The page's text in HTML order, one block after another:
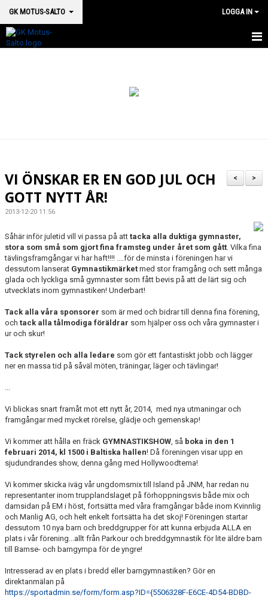
GK MOTUS-SALTO LOGGA IN
VÅRA HALLAR & LOKALER
KALENDER
KLÄDER
ARKIV
SUPPORTERMEDLEM
>
<
VI ÖNSKAR ER EN GOD JUL OCH
GOTT NYTT ÅR!
2013-12-20 11:56
Såhär inför juletid vill vi passa på att tacka alla duktiga gymnaster,
stora som små som gjort fina framsteg under året som gått. Vilka fina
tävlingsframgångar vi har haft!!!! ....för de minsta i föreningen har vi
dessutom lanserat Gymnastikmärket med stor framgång och sett många
glada och lyckliga små gymnaster som fått bevis på att de lärt sig och
utvecklats inom gymnastiken! Underbart!
Tack alla våra sponsorer som är med och bidrar till denna fina förening,
och tack alla tålmodiga föräldrar som hjälper oss och våra gymnaster i
ur och skur!
Tack styrelen och alla ledare som gör ett fantastiskt jobb och lägger
ner en massa tid på såväl möten, träningar, läger och tävlingar!
...
Vi blickas snart framåt mot ett nytt år, 2014, med nya utmaningar och
framgångar med mycket rörelse, glädje och gemenskap!
Vi kommer att hålla en fräck GYMNASTIKSHOW, så boka in den 1
februari 2014, kl 1500 i Baltiska hallen! Då föreningen visar upp en
sjudundrandes show, denna gång med Hollywoodtema!
Vi kommer skicka iväg vår ungdomsmix till Island på JNM, har redan nu
representanter inom trupplandslaget på förhoppningsvis både mix och
damsidan på EM i höst, fortsätta med våra framgångar både inom Kvinnlig
och Manlig AG, och helt enkelt fortsätta ha det skoj! Föreningen startar
dessutom 10 nya barn och breddgrupper för att kunna erbjuda ALLA en
plats i vår förening...allt från Parkour och breddgymnastik för lite äldre barn
till Bamse- och barngympa för de yngre!
Intresserad av en plats i bredd eller barngymnastiken? Gör en
direktanmälan på
https://sportadmin.se/form/form.asp?ID={5506328F-E6CE-4D54-BDBD-